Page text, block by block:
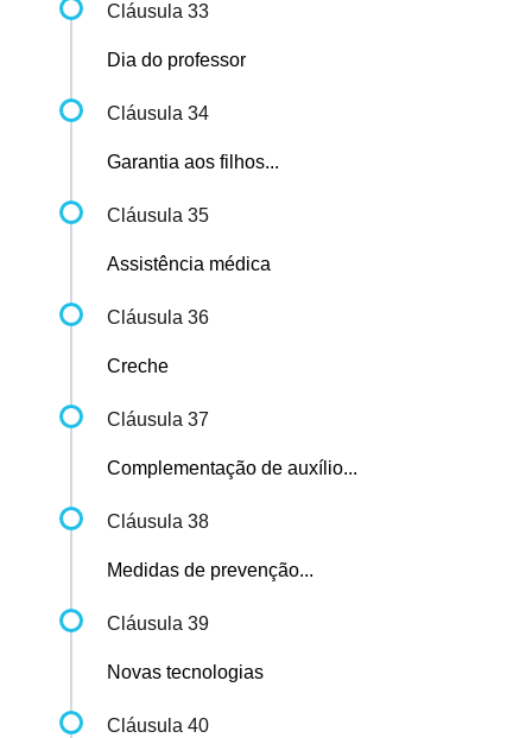
Cláusula 33
Dia do professor
Cláusula 34
Garantia aos filhos...
Cláusula 35
Assistência médica
Cláusula 36
Creche
Cláusula 37
Complementação de auxílio...
Cláusula 38
Medidas de prevenção...
Cláusula 39
Novas tecnologias
Cláusula 40